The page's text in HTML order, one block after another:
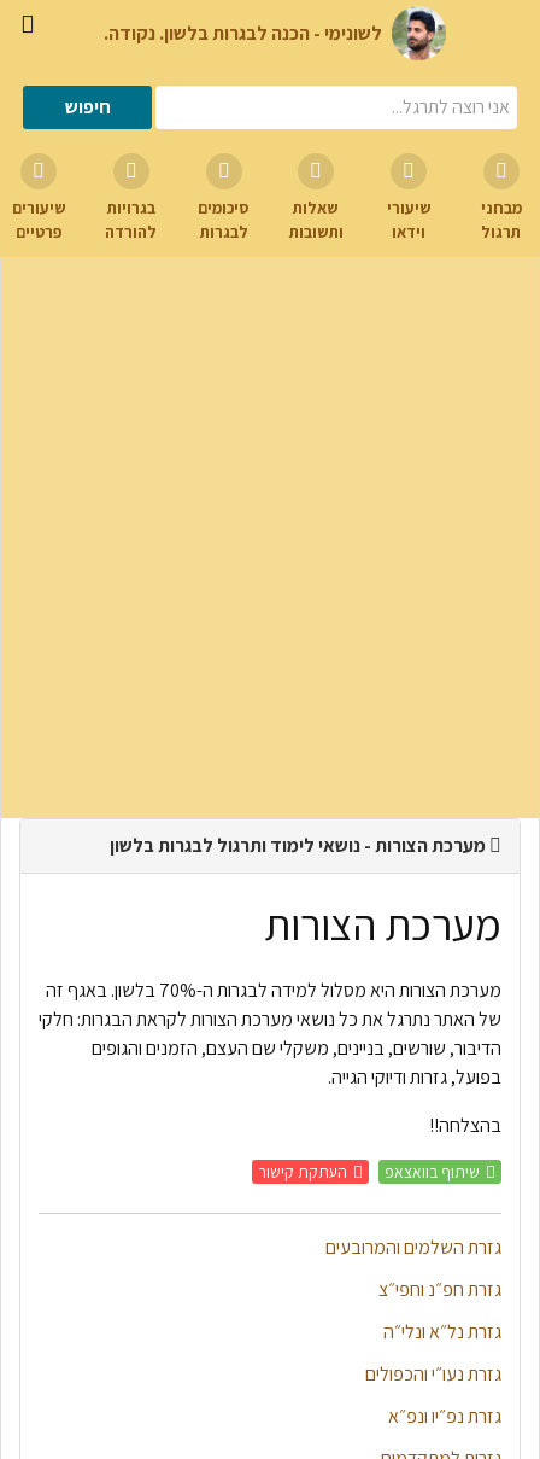
לשונימי - הכנה לבגרות בלשון. נקודה.
מבחני
תרגול
שיעורי
וידאו
שאלות
ותשובות
סיכומים
לבגרות
בגרויות
להורדה
שיעורים
פרטיים
מערכת הצורות - נושאי לימוד ותרגול לבגרות בלשון
מערכת הצורות
מערכת הצורות היא מסלול למידה לבגרות ה-70% בלשון. באגף זה
של האתר נתרגל את כל נושאי מערכת הצורות לקראת הבגרות: חלקי
הדיבור, שורשים, בניינים, משקלי שם העצם, הזמנים והגופים
בפועל, גזרות ודיוקי הגייה.
בהצלחה!!
שיתוף בוואצאפ העתקת קישור
גזרת השלמים והמרובעים
גזרת חפ״נ וחפי״צ
גזרת נל״א ונלי״ה
גזרת נעו״י והכפולים
גזרת נפ״יו ונפ״א